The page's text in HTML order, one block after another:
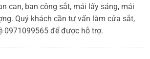
can, ban công sắt, mái lấy sáng, mái
Quý khách cần tư vấn làm cửa sắt,
0971099565 để được hỗ trợ.